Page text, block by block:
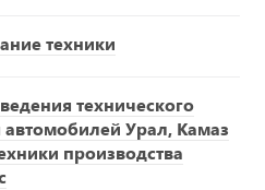
техники
технического
Урал, Камаз
производства